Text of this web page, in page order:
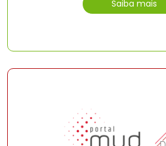
Saiba mais